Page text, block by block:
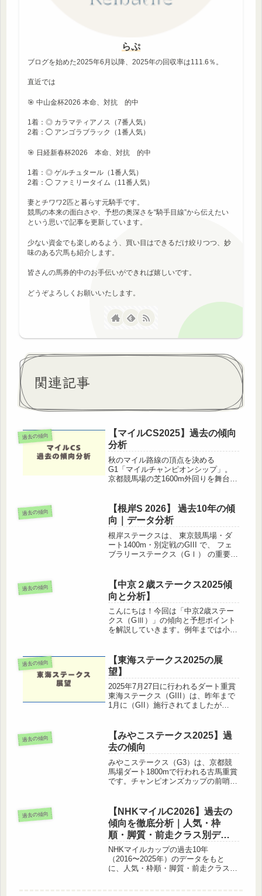
らぷ
ブログを始めた2025年6月以降、2025年の回収率は111.6％。
直近では
🎯 中山金杯2026 本命、対抗 的中
1着：◎ カラマティアノス（7番人気）
2着：◯ アンゴラブラック（1番人気）
🎯 日経新春杯2026 本命、対抗 的中
1着：◎ ゲルチュタール（1番人気）
2着：◯ ファミリータイム（11番人気）
妻とチワワ2匹と暮らす元騎手です。
競馬の本来の面白さや、予想の奥深さを“騎手目線”から伝えたい
という思いで記事を更新しています。
少ない資金でも楽しめるよう、買い目はできるだけ絞りつつ、妙
味のある穴馬も紹介します。
皆さんの馬券的中のお手伝いができれば嬉しいです。
どうぞよろしくお願いいたします。
関連記事
過去の傾向
【マイルCS2025】過去の傾向
分析
秋のマイル路線の頂点を決める
G1「マイルチャンピオンシップ」。
京都競馬場の芝1600m外回りを舞台
では 過去10年のデータから導き出し
た傾向 をまとめ分かりやすく解説し
ます...
過去の傾向
【根岸S 2026】 過去10年の傾
向｜データ分析
根岸ステークスは、 東京競馬場・ダ
ート1400m・別定戦のGIII で、 フェ
ブラリーステークス（GⅠ） の重要な
短距離路線の実力馬が集まる一戦で
す。レース概要名称 ：...
過去の傾向
【中京２歳ステークス2025傾
向と分析】
こんにちは！今回は「中京2歳ステー
クス（GⅢ）」の傾向と予想ポイント
を解説していきます。例年までは小倉
1200m）として行われており、今年か
ら中京芝1400mに舞台...
過去の傾向
【東海ステークス2025の展
望】
2025年7月27日に行われるダート重賞
東海ステークス（GIII）は、昨年まで
1月に（GII）施行されてましたが
へと変わりました。なのでこの記事で
は、中京ダート14...
過去の傾向
【みやこステークス2025】過
去の傾向
みやこステークス（G3）は、京都競
馬場ダート1800mで行われる古馬重賞
です。チャンピオンズカップの前哨戦
ースが多く見られます。この記事で
は、過去10年（※開催場所変更を含...
過去の傾向
【NHKマイルC2026】過去の
傾向を徹底分析｜人気・枠
順・脚質・前走クラス別デー
タ
NHKマイルカップの過去10年
（2016〜2025年）のデータをもと
に、人気・枠順・脚質・前走クラスの